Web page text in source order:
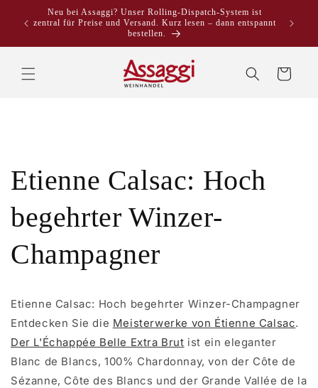
Inhalt
Neu bei Assaggi? Unser Rolling-Dispatch-System ist
zentral für Preise und Versand. Kurz lesen – dann entspannt
bestellen.
Warenkorb
Etienne Calsac: Hoch
begehrter Winzer-
Champagner
Etienne Calsac: Hoch begehrter Winzer-Champagner
Entdecken Sie die Meisterwerke von Étienne Calsac.
Der L'Échappée Belle Extra Brut ist ein eleganter
Blanc de Blancs, 100% Chardonnay, von der Côte de
Sézanne, Côte des Blancs und der Grande Vallée de la